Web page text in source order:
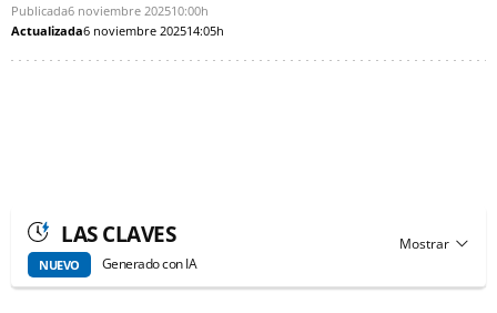
Publicada6 noviembre 202510:00h
Actualizada6 noviembre 202514:05h
LAS CLAVES
NUEVO Generado con IA